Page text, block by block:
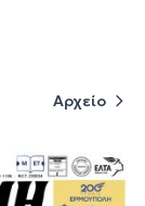
Αρχείο